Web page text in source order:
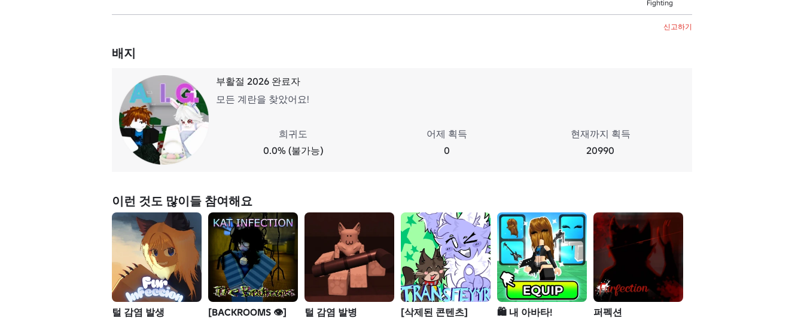
Fighting
신고하기
배지
부활절 2026 완료자
모든 계란을 찾았어요!
희귀도
0.0% (불가능)
어제 획득
0
현재까지 획득
20990
이런 것도 많이들 참여해요
털 감염 발생
[BACKROOMS 👁️]
털 감염 발병 [삭제된 콘텐츠] 🛍️ 내 아바타! 퍼펙션